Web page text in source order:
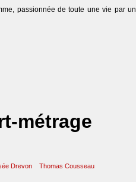
passionnée de toute une vie par un
métrage
Drevon Thomas Cousseau